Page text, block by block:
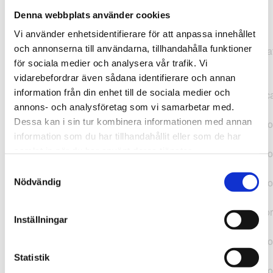
Denna webbplats använder cookies
Vi använder enhetsidentifierare för att anpassa innehållet
och annonserna till användarna, tillhandahålla funktioner
för sociala medier och analysera vår trafik. Vi
vidarebefordrar även sådana identifierare och annan
information från din enhet till de sociala medier och
annons- och analysföretag som vi samarbetar med.
Dessa kan i sin tur kombinera informationen med annan
information som du har tillhandahållit eller som de har
Nödvändig
Inställningar
Statistik
TypeError: "".concat(...).concat(...).replaceAll is not a
function at
https://webshop.pressbyran.se/_next/static/chunks/pages/
b1763451a2186f9e.js:1:11050 at Array.map
(<anonymous>) at K
(https://webshop.pressbyran.se/_next/static/chunks/pages/
b1763451a2186f9e.js:1:10836) at lk
(https://webshop.pressbyran.se/_next/static/chunks/
b241200379730ac0.js:1:129835) at i
(https://webshop.pressbyran.se/_next/static/chunks/
(https://webshop.pressbyran.se/_next/static/chunks/
https://webshop.pressbyran.se/_next/static/chunks/
b241200379730ac0.js:1:167872 at uI
(https://webshop.pressbyran.se/_next/static/chunks/
b241200379730ac0.js:1:167879) at uE
(https://webshop.pressbyran.se/_next/static/chunks/